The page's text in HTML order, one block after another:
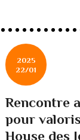
2025
22/01
Rencontre
pour
House des